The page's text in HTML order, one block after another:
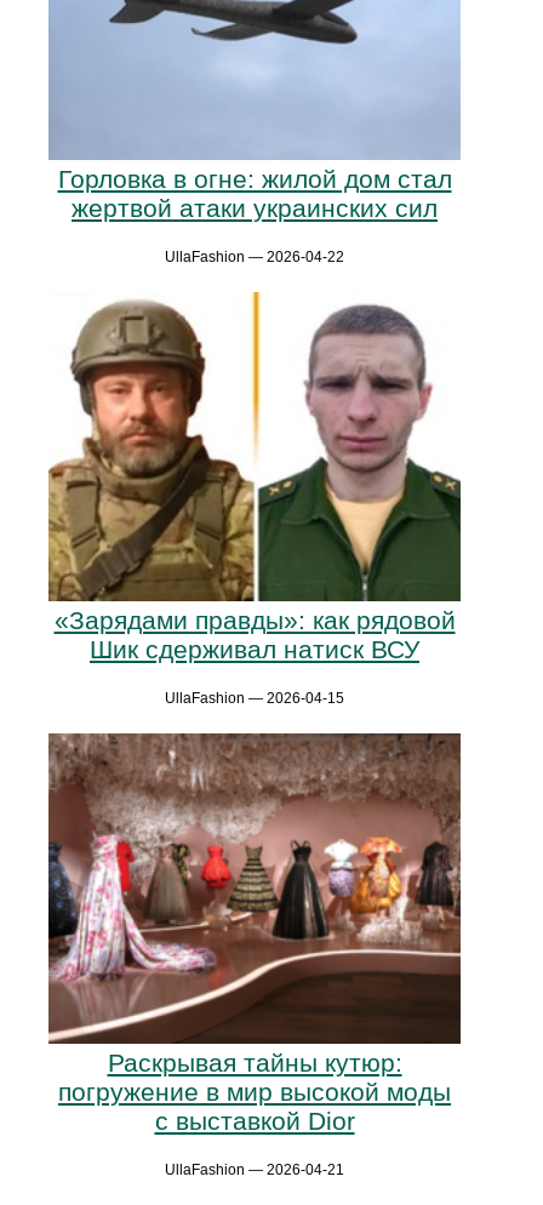
Горловка в огне: жилой дом стал
жертвой атаки украинских сил
UllaFashion — 2026-04-22
«Зарядами правды»: как рядовой
Шик сдерживал натиск ВСУ
UllaFashion — 2026-04-15
Раскрывая тайны кутюр:
погружение в мир высокой моды
с выставкой Dior
UllaFashion — 2026-04-21